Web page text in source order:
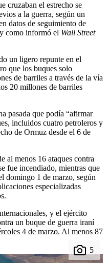
cruzaban el estrecho se
a la guerra, según un
datos de seguimiento de
como informó el Wall Street
un ligero repunte en el
que los buques solo
de barriles a través de la vía
20 millones de barriles
pasada que podía “afirmar
incluidos cuatro petroleros y
de Ormuz desde el 6 de
menos 16 ataques contra
fue incendiado, mientras que
domingo 1 de marzo, según
especializadas
y el ejército
un buque de guerra iraní
4 de marzo. Al menos 87